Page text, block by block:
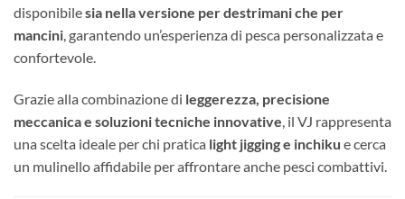
disponibilesia nella versione per destrimani che per
mancini, garantendo un’esperienza di pesca personalizzata e
confortevole.
Grazie alla combinazione di leggerezza, precisione
meccanica e soluzioni tecniche innovative, il VJ rappresenta
una scelta ideale per chi pratica light jigging e inchiku e cerca
un mulinello affidabile per affrontare anche pesci combattivi.